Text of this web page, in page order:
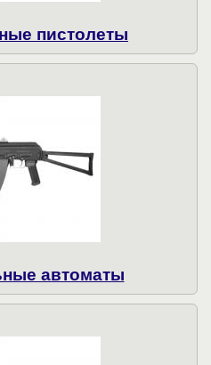
пистолеты
автоматы